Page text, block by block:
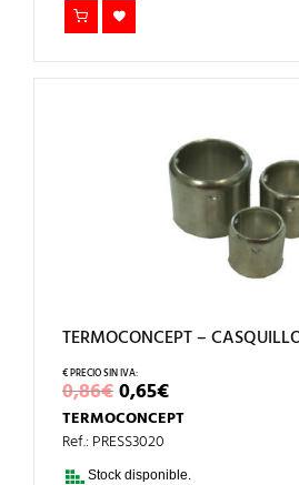
TERMOCONCEPT –
0,86€EL
PRECIO
ORIGINAL
ERA:
0,86€.
0,65€EL
PRECIO
ACTUAL
0,65€.
TERMOCONCEPT
Ref.: PRESS3020
Stock disponible.